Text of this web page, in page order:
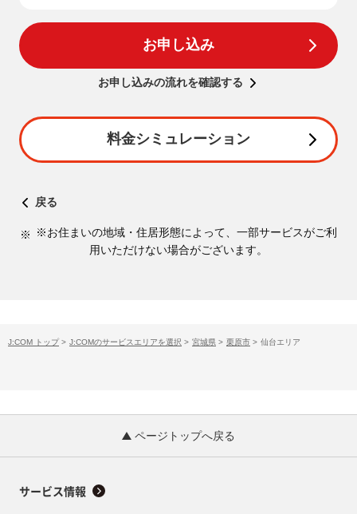
お申し込み
お申し込みの流れを確認する
料金シミュレーション
戻る
※お住まいの地域・住居形態によって、一部サービスがご利
用いただけない場合がございます。
J:COM トップ > J:COMのサービスエリアを選択 > 宮城県 > 栗原市 > 仙台エリア
ページトップへ戻る
サービス情報